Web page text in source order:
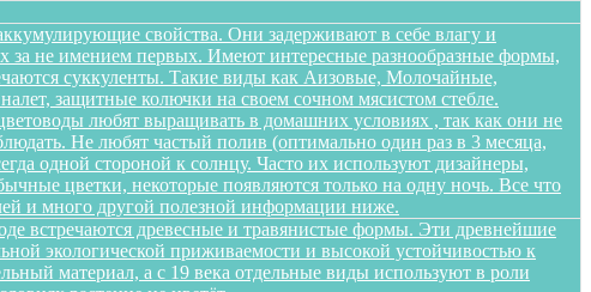
свойства. Они задерживают в себе влагу и
за не имением первых. Имеют интересные разнообразные формы,
суккуленты. Такие виды как Аизовые, Молочайные,
защитные колючки на своем сочном мясистом стебле.
любят выращивать в домашних условиях , так как они не
Не любят частый полив (оптимально один раз в 3 месяца,
одной стороной к солнцу. Часто их используют дизайнеры,
цветки, некоторые появляются только на одну ночь. Все что
и много другой полезной информации ниже.
встречаются древесные и травянистые формы. Эти древнейшие
экологической приживаемости и высокой устойчивостью к
материал, а с 19 века отдельные виды используют в роли